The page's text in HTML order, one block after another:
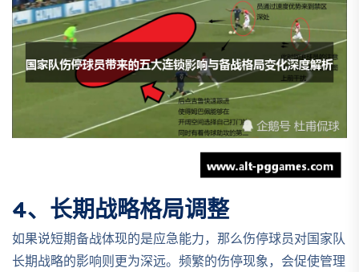
4、长期战略格局调整
如果说短期备战体现的是应急能力，那么伤停球员对国家队
长期战略的影响则更为深远。频繁的伤停现象，会促使管理